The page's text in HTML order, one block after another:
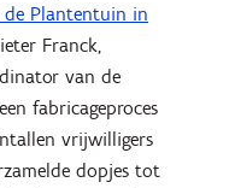
Plantentuin in
Franck,
van de
fabricageproces
vrijwilligers
dopjes tot